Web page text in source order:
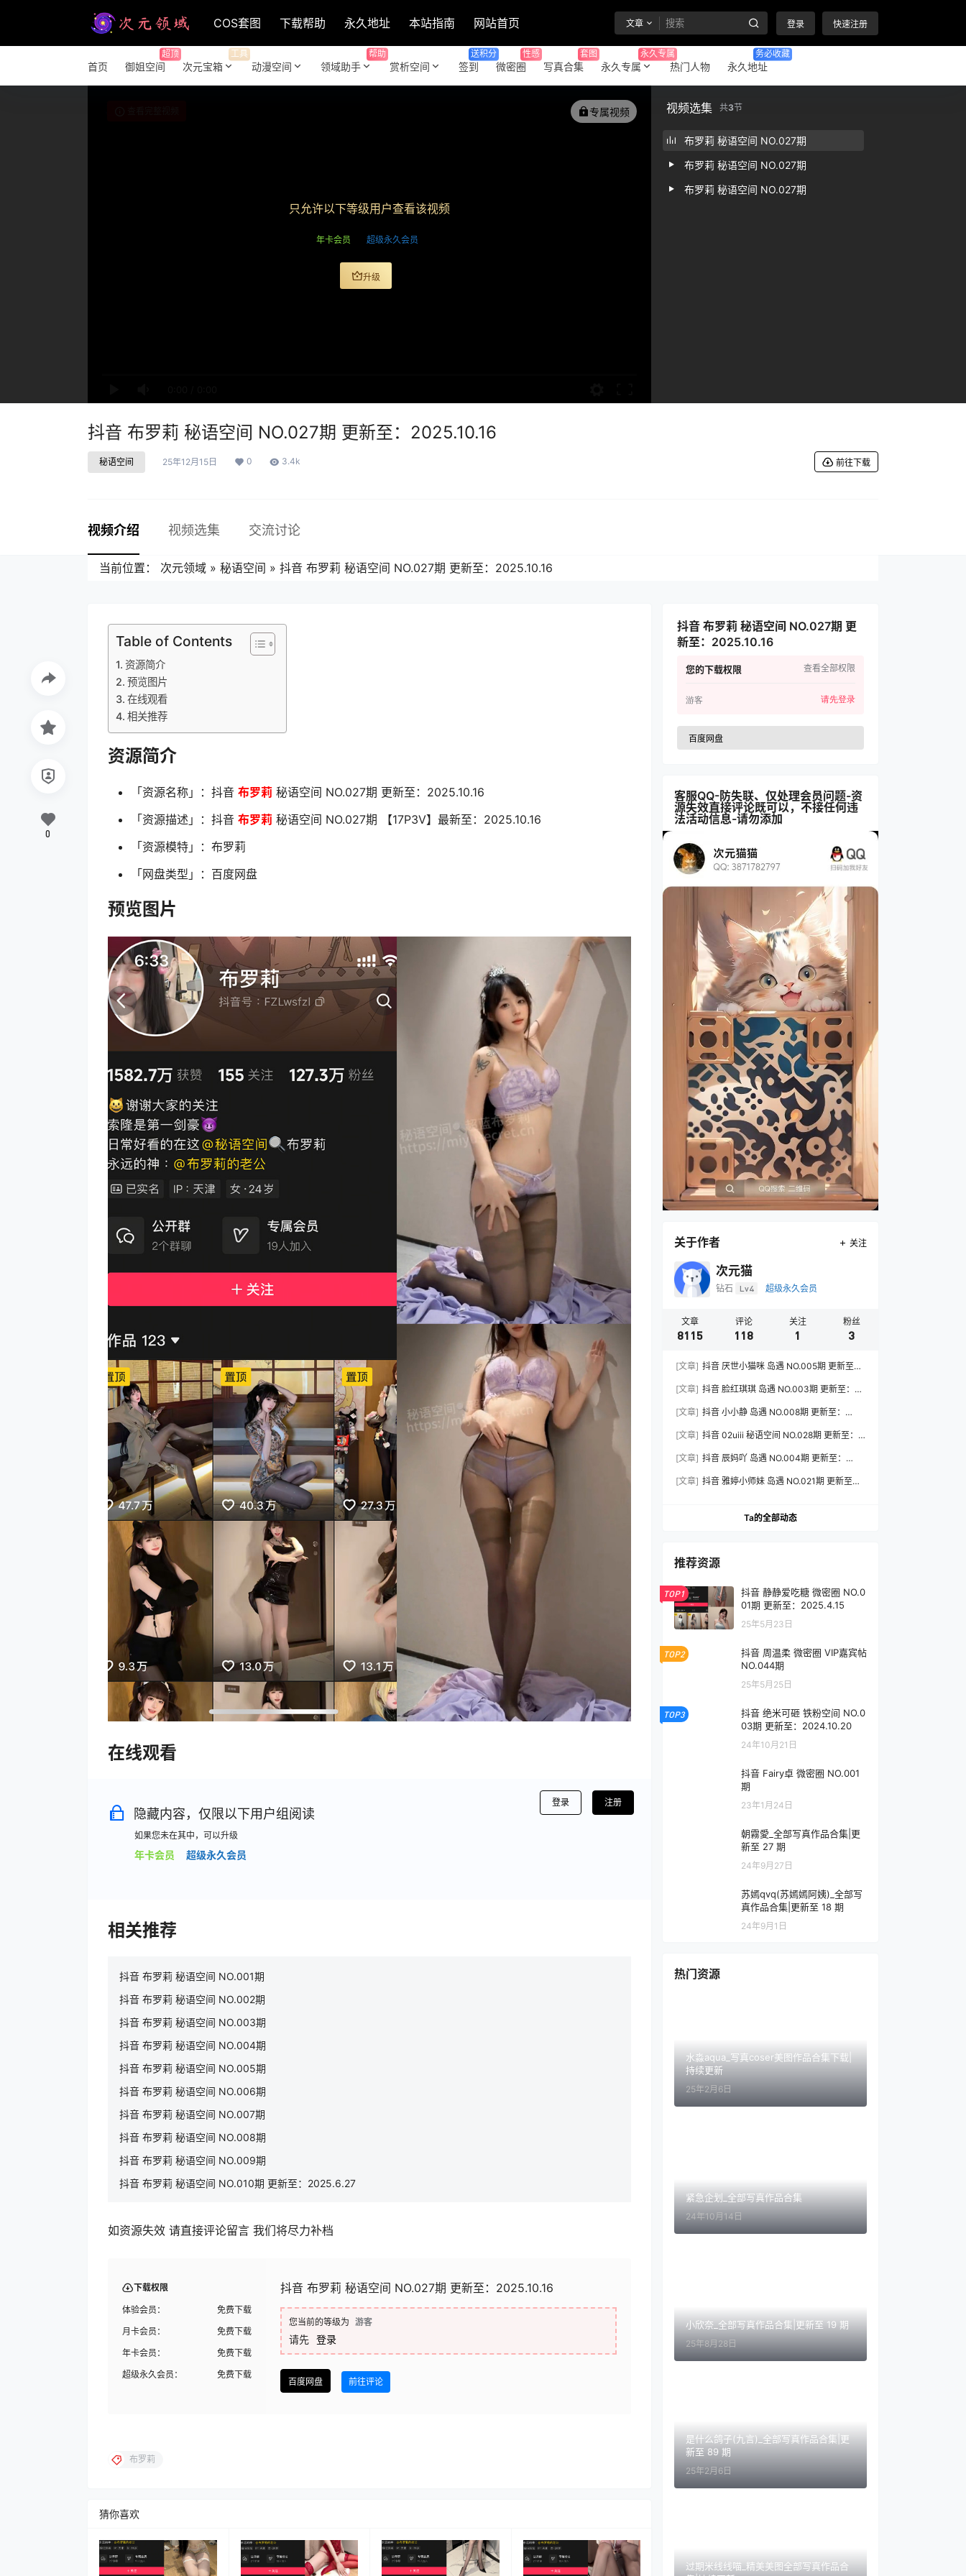
COS套图 下载帮助 永久地址 本站指南 网站首页 文章 登录 快速注册
首页 御姐空间
超顶
次元宝箱
工具
动漫空间 领域助手
帮助
赏析空间 签到
送积分
微密圈
性感
写真合集
套图
永久专属
永久专属
热门人物 永久地址
务必收藏
专属视频
只允许以下等级用户查看该视频
年卡会员 超级永久会员
升级
视频选集 共3节
布罗莉 秘语空间 NO.027期
布罗莉 秘语空间 NO.027期
布罗莉 秘语空间 NO.027期
抖音 布罗莉 秘语空间 NO.027期 更新至：2025.10.16
秘语空间 25年12月15日 0 3.4k 前往下载
视频介绍 视频选集 交流讨论
当前位置： 次元领域 » 秘语空间 » 抖音 布罗莉 秘语空间 NO.027期 更新至：2025.10.16
Table of Contents
资源简介
预览图片
在线观看
相关推荐
资源简介
「资源名称」：抖音 布罗莉 秘语空间 NO.027期 更新至：2025.10.16
「资源描述」：抖音 布罗莉 秘语空间 NO.027期 【17P3V】最新至：2025.10.16
「资源模特」：布罗莉
「网盘类型」：百度网盘
预览图片
在线观看
隐藏内容，仅限以下用户组阅读
如果您未在其中，可以升级
年卡会员 超级永久会员
登录 注册
相关推荐
抖音 布罗莉 秘语空间 NO.001期
抖音 布罗莉 秘语空间 NO.002期
抖音 布罗莉 秘语空间 NO.003期
抖音 布罗莉 秘语空间 NO.004期
抖音 布罗莉 秘语空间 NO.005期
抖音 布罗莉 秘语空间 NO.006期
抖音 布罗莉 秘语空间 NO.007期
抖音 布罗莉 秘语空间 NO.008期
抖音 布罗莉 秘语空间 NO.009期
抖音 布罗莉 秘语空间 NO.010期 更新至：2025.6.27
如资源失效 请直接评论留言 我们将尽力补档
下载权限
体验会员：
免费下载
月卡会员：
免费下载
年卡会员：
免费下载
超级永久会员：
免费下载
抖音 布罗莉 秘语空间 NO.027期 更新至：2025.10.16
您当前的等级为 游客
请先 登录
百度网盘 前往评论
0
布罗莉
猜你喜欢
抖音 布罗莉 秘语空间 NO.027期 更
新至：2025.10.16
您的下载权限 查看全部权限
游客 请先登录
百度网盘
客服QQ-防失联、仅处理会员问题-资
源失效直接评论既可以，不接任何违
法活动信息-请勿添加
关于作者 关注
次元猫
钻石 Lv4 超级永久会员
文章
8115
评论
118
关注
1
粉丝
3
[文章] 抖音 厌世小猫咪 岛遇 NO.005期 更新至：
[文章] 抖音 脸红琪琪 岛遇 NO.003期 更新至：
[文章] 抖音 小小静 岛遇 NO.008期 更新至：
[文章] 抖音 02uiii 秘语空间 NO.028期 更新至：
[文章] 抖音 辰妈吖 岛遇 NO.004期 更新至：
[文章] 抖音 雅婷小师妹 岛遇 NO.021期 更新至：
Ta的全部动态
推荐资源
TOP1
抖音 静静爱吃糖 微密圈 NO.0
01期 更新至：2025.4.15
25年5月23日
TOP2
抖音 周温柔 微密圈 VIP嘉宾帖
NO.044期
25年5月25日
TOP3
抖音 绝米可砸 铁粉空间 NO.0
03期 更新至：2024.10.20
24年10月21日
抖音 Fairy卓 微密圈 NO.001
期
23年1月24日
朝霧愛_全部写真作品合集|更
新至 27 期
24年9月27日
苏嫣qvq(苏嫣嫣阿姨)_全部写
真作品合集|更新至 18 期
24年9月1日
热门资源
水淼aqua_写真coser美图作品合集下载|
持续更新
25年2月6日
紧急企划_全部写真作品合集
24年10月14日
小欣奈_全部写真作品合集|更新至 19 期
25年8月28日
是什么鸽子(九言)_全部写真作品合集|更
新至 89 期
25年2月6日
过期米线线喵_精美美图全部写真作品合